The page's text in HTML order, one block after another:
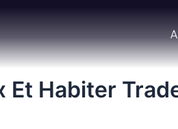
Et Habiter